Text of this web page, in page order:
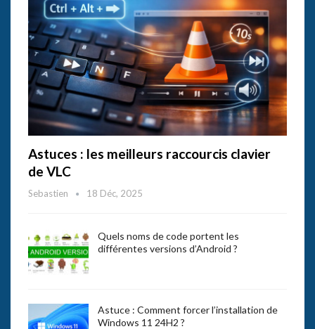
Astuces : les meilleurs raccourcis clavier
de VLC
Sebastien 18 Déc, 2025
Quels noms de code portent les
différentes versions d’Android ?
Astuce : Comment forcer l’installation de
Windows 11 24H2 ?